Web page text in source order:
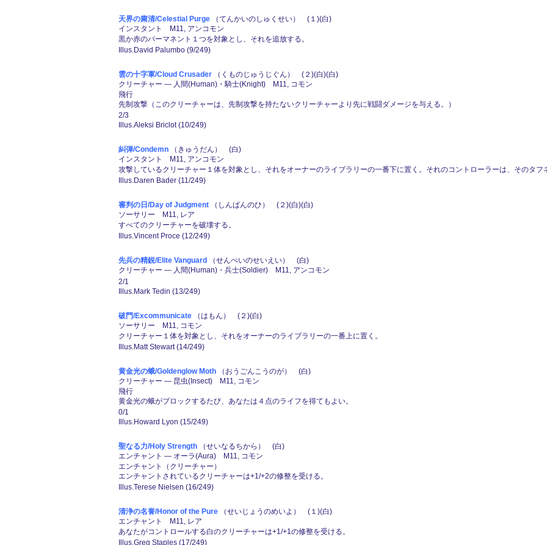
天界の粛清/Celestial Purge （てんかいのしゅくせい） (１)(白)
インスタント M11, アンコモン
黒か赤のパーマネント１つを対象とし、それを追放する。
Illus.David Palumbo (9/249)
雲の十字軍/Cloud Crusader （くものじゅうじぐん） (２)(白)(白)
クリーチャー ― 人間(Human)・騎士(Knight) M11, コモン
飛行
先制攻撃（このクリーチャーは、先制攻撃を持たないクリーチャーより先に戦闘ダメージを与える。）
2/3
Illus.Aleksi Briclot (10/249)
糾弾/Condemn （きゅうだん） (白)
インスタント M11, アンコモン
攻撃しているクリーチャー１体を対象とし、それをオーナーのライブラリーの一番下に置く。それのコントローラーは、そのタ
Illus.Daren Bader (11/249)
審判の日/Day of Judgment （しんぱんのひ） (２)(白)(白)
ソーサリー M11, レア
すべてのクリーチャーを破壊する。
Illus.Vincent Proce (12/249)
先兵の精鋭/Elite Vanguard
（せんぺいのせいえい） (白)
クリーチャー ― 人間(Human)・兵士(Soldier) M11, アンコモン
2/1
Illus.Mark Tedin (13/249)
破門/Excommunicate （はもん） (２)(白)
ソーサリー M11, コモン
クリーチャー１体を対象とし、それをオーナーのライブラリーの一番上に置く。
Illus.Matt Stewart (14/249)
黄金光の蛾/Goldenglow Moth （おうごんこうのが） (白)
クリーチャー ― 昆虫(Insect) M11, コモン
飛行
黄金光の蛾がブロックするたび、あなたは４点のライフを得てもよい。
0/1
Illus.Howard Lyon (15/249)
聖なる力/Holy Strength （せいなるちから） (白)
エンチャント ― オーラ(Aura) M11, コモン
エンチャント（クリーチャー）
エンチャントされているクリーチャーは+1/+2の修整を受ける。
Illus.Terese Nielsen (16/249)
清浄の名誉/Honor of the Pure （せいじょうのめいよ） (１)(白)
エンチャント M11, レア
あなたがコントロールする白のクリーチャーは+1/+1の修整を受ける。
Illus.Greg Staples (17/249)